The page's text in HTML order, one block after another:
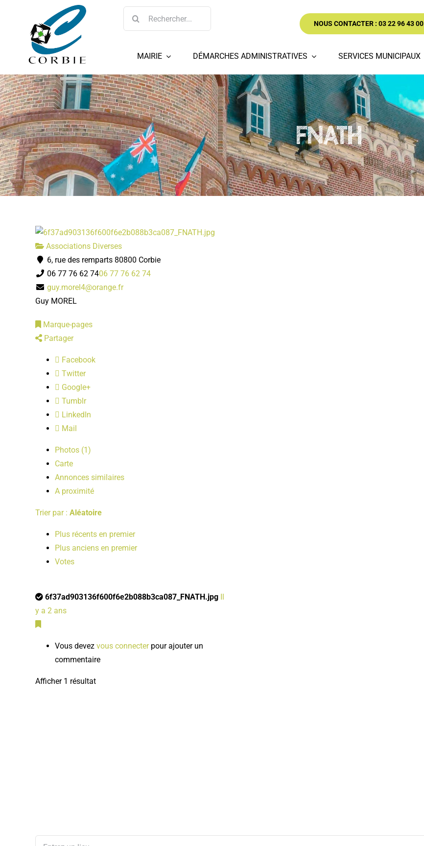
Rechercher:
NOUS CONTACTER : 03 22 96 43 00
MAIRIE DÉMARCHES ADMINISTRATIVES SERVICES MUNICIPAUX
FNATH
Associations Diverses
6, rue des remparts 80800 Corbie
06 77 76 62 7406 77 76 62 74
guy.morel4@orange.fr
Guy MOREL
Marque-pages
Partager
Facebook
Twitter
Google+
Tumblr
LinkedIn
Mail
Photos (1)
Carte
Annonces similaires
A proximité
Trier par : Aléatoire
Plus récents en premier
Plus anciens en premier
Votes
6f37ad903136f600f6e2b088b3ca087_FNATH.jpg Il
y a 2 ans
Vous devez vous connecterpour ajouter un
commentaire
Afficher 1 résultat